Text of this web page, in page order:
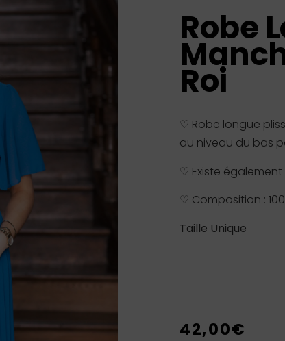
Robe
Roi
♡ Robe longue
au niveau du bas
♡ Existe
♡ Composition :
Taille Unique
42,00€